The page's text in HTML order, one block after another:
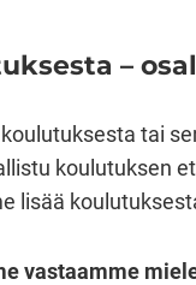
–
tai
koulutuksen
lisää
vastaamme